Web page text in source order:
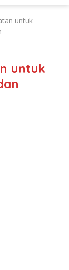
untuk
untuk